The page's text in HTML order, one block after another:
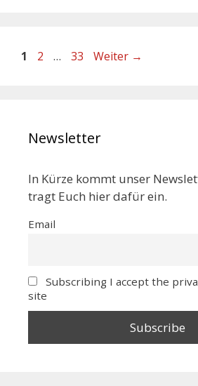
1 2 … 33 Weiter →
Newsletter
In Kürze kommt unser
tragt Euch hier dafür ein.
Email
Subscribing I accept the
site